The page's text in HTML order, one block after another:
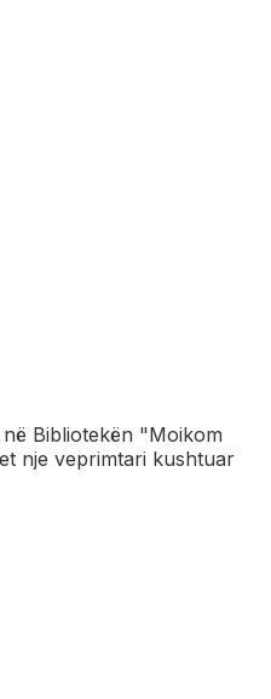
Bibliotekën "Moikom
nje veprimtari kushtuar